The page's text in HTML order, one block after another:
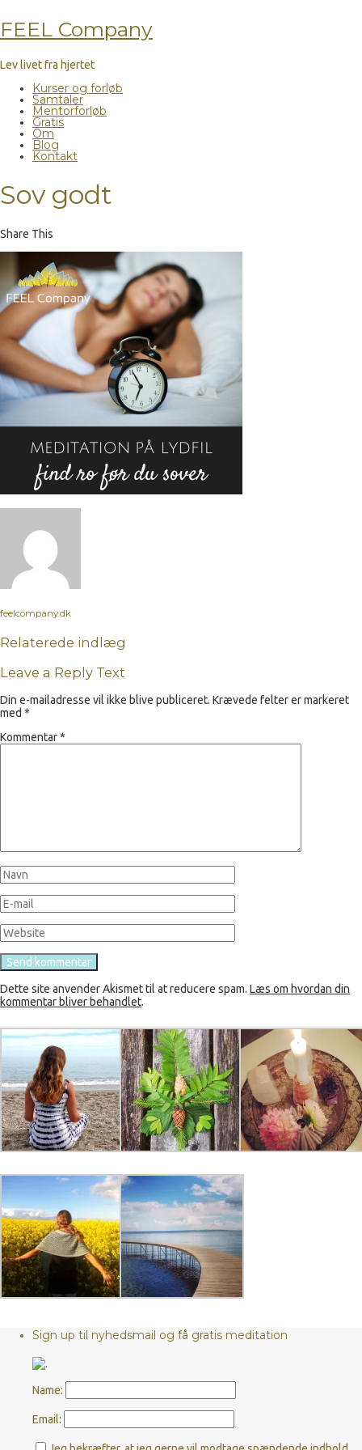
FEEL Company
Lev livet fra hjertet
Kurser og forløb
Samtaler
Mentorforløb
Gratis
Om
Blog
Kontakt
Sov godt
Share This
feelcompany.dk
Relaterede indlæg
Leave a Reply Text
Din e-mailadresse vil ikke blive publiceret. Krævede felter er markeret
med *
Kommentar*
Dette site anvender Akismet til at reducere spam. Læs om hvordan din
kommentar bliver behandlet.
Sign up til nyhedsmail og få gratis meditation
Name:
Email: